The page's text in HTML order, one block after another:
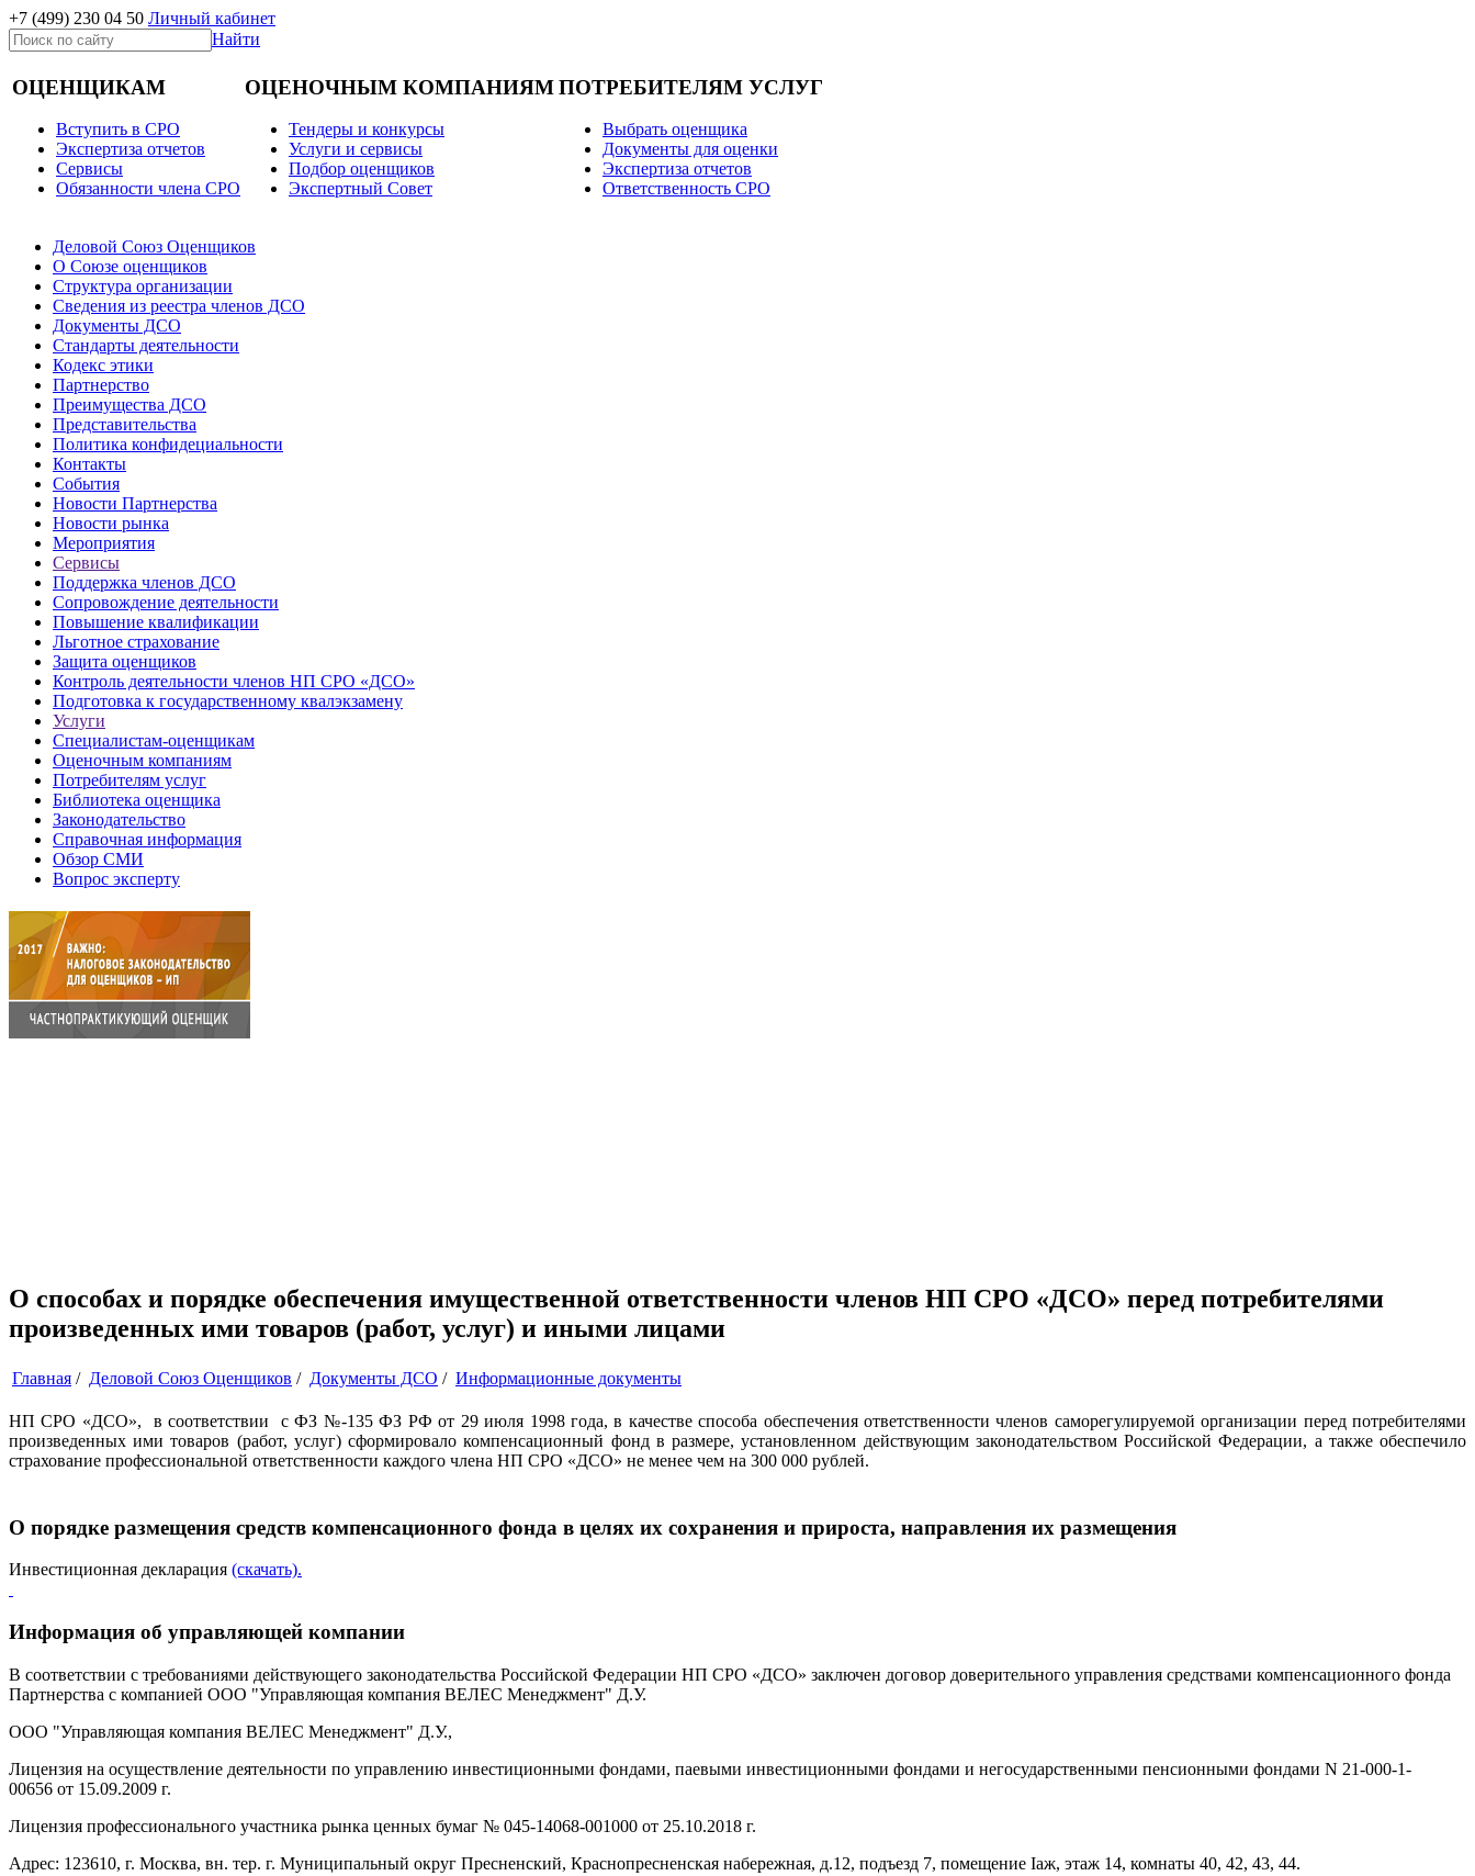
+7 (499) 230 04 50 Личный кабинет
Найти
ОЦЕНЩИКАМ
Вступить в СРО
Экспертиза отчетов
Cервисы
Обязанности члена СРО
ОЦЕНОЧНЫМ КОМПАНИЯМ
Тендеры и конкурсы
Услуги и сервисы
Подбор оценщиков
Экспертный Совет
ПОТРЕБИТЕЛЯМ УСЛУГ
Выбрать оценщика
Документы для оценки
Экспертиза отчетов
Ответственность СРО
Деловой Союз Оценщиков
О Союзе оценщиков
Структура организации
Сведения из реестра членов ДСО
Документы ДСО
Стандарты деятельности
Кодекс этики
Партнерство
Преимущества ДСО
Представительства
Политика конфидециальности
Контакты
События
Новости Партнерства
Новости рынка
Мероприятия
Сервисы
Поддержка членов ДСО
Сопровождение деятельности
Повышение квалификации
Льготное страхование
Защита оценщиков
Контроль деятельности членов НП СРО «ДСО»
Подготовка к государственному квалэкзамену
Услуги
Специалистам-оценщикам
Оценочным компаниям
Потребителям услуг
Библиотека оценщика
Законодательство
Справочная информация
Обзор СМИ
Вопрос эксперту
О способах и порядке обеспечения имущественной ответственности членов НП СРО «ДСО» перед потребителями
произведенных ими товаров (работ, услуг) и иными лицами
Главная / Деловой Союз Оценщиков / Документы ДСО / Информационные документы
НП СРО «ДСО», в соответствии с ФЗ №-135 ФЗ РФ от 29 июля 1998 года, в качестве способа обеспечения ответственности членов саморегулируемой организации перед потребителями
произведенных ими товаров (работ, услуг) сформировало компенсационный фонд в размере, установленном действующим законодательством Российской Федерации, а также обеспечило
страхование профессиональной ответственности каждого члена НП СРО «ДСО» не менее чем на 300 000 рублей.
О порядке размещения средств компенсационного фонда в целях их сохранения и прироста, направления их размещения
Инвестиционная декларация (скачать).
Информация об управляющей компании
В соответствии с требованиями действующего законодательства Российской Федерации НП СРО «ДСО» заключен договор доверительного управления средствами компенсационного фонда
Партнерства с компанией ООО "Управляющая компания ВЕЛЕС Менеджмент" Д.У.
ООО "Управляющая компания ВЕЛЕС Менеджмент" Д.У.,
Лицензия на осуществление деятельности по управлению инвестиционными фондами, паевыми инвестиционными фондами и негосударственными пенсионными фондами N 21-000-1-
00656 от 15.09.2009 г.
Лицензия профессионального участника рынка ценных бумаг № 045-14068-001000 от 25.10.2018 г.
Адрес: 123610, г. Москва, вн. тер. г. Муниципальный округ Пресненский, Краснопресненская набережная, д.12, подъезд 7, помещение Iаж, этаж 14, комнаты 40, 42, 43, 44.